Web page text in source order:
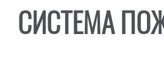
СИСТЕМА